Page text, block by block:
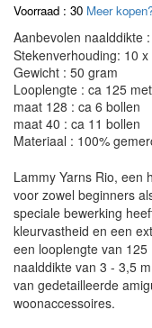
Voorraad : 30 Meer
Aanbevolen naalddikte
Stekenverhouding: 10
Gewicht : 50 gram
Looplengte : ca 125
maat 128 : ca 6 bollen
maat 40 : ca 11 bollen
Materiaal : 100%
Lammy Yarns Rio, een
voor zowel beginners
speciale bewerking
kleurvastheid en een
een looplengte van
naalddikte van 3 - 3,5
van gedetailleerde
woonaccessoires.